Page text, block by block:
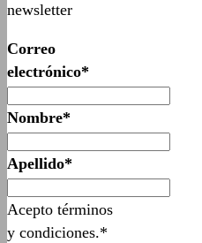
newsletter
Correo
electrónico*
Nombre*
Apellido*
Acepto términos
y condiciones.*